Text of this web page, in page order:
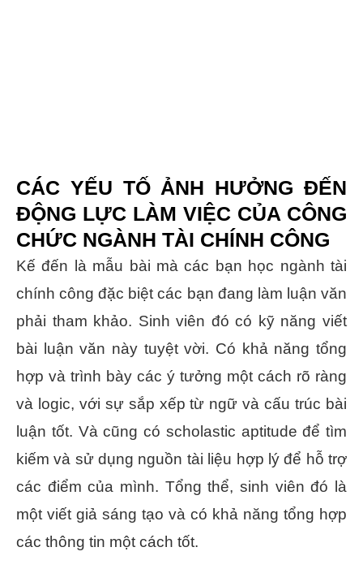
CÁC YẾU TỐ ẢNH HƯỞNG ĐẾN
ĐỘNG LỰC LÀM VIỆC CỦA CÔNG
CHỨC NGÀNH TÀI CHÍNH CÔNG
Kế đến là mẫu bài mà các bạn học ngành tài
chính công đặc biệt các bạn đang làm luận văn
phải tham khảo. Sinh viên đó có kỹ năng viết
bài luận văn này tuyệt vời. Có khả năng tổng
hợp và trình bày các ý tưởng một cách rõ ràng
và logic, với sự sắp xếp từ ngữ và cấu trúc bài
luận tốt. Và cũng có scholastic aptitude để tìm
kiếm và sử dụng nguồn tài liệu hợp lý để hỗ trợ
các điểm của mình. Tổng thể, sinh viên đó là
một viết giả sáng tạo và có khả năng tổng hợp
các thông tin một cách tốt.